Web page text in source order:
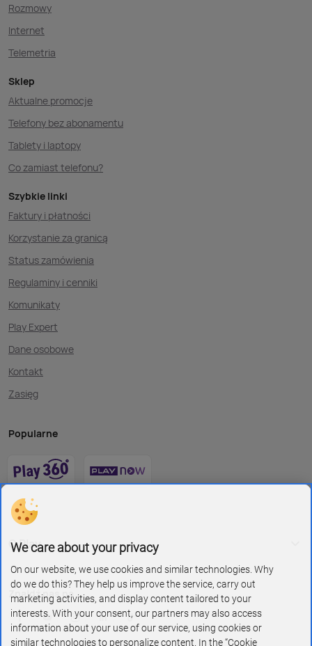
Rozmowy
Internet
Telemetria
Sklep
Aktualne promocje
Telefony bez abonamentu
Tablety i laptopy
Co zamiast telefonu?
Szybkie linki
Faktury i płatności
Korzystanie za granicą
Status zamówienia
Regulaminy i cenniki
Komunikaty
Play Expert
Dane osobowe
Kontakt
Zasięg
Popularne
O Play
Znajdź nas na
We care about your privacy
On our website, we use cookies and similar technologies. Why
do we do this? They help us improve the service, carry out
marketing activities, and display content tailored to your
interests. With your consent, our partners may also access
information about your use of our service, using cookies or
similar technologies to personalize content. In the “Cookie